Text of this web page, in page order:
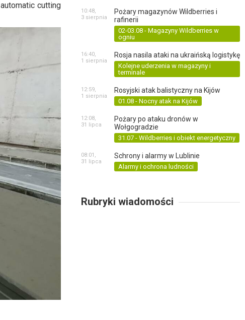
cutting
Pożary magazynów Wildberries i
rafinerii
02-03.08 - Magazyny Wildberries w
ogniu
10:48,
3 sierpnia
Rosja nasila ataki na ukraińską logistykę
Kolejne uderzenia w magazyny i
terminale
16:40,
1 sierpnia
Rosyjski atak balistyczny na Kijów
01.08 - Nocny atak na Kijów
12:59,
1 sierpnia
Pożary po ataku dronów w
Wołgogradzie
31.07 - Wildberries i obiekt energetyczny
12:08,
31 lipca
Schrony i alarmy w Lublinie
Alarmy i ochrona ludności
08:01,
31 lipca
Rubryki wiadomości